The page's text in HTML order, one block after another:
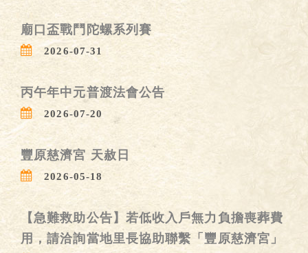
廟口盃戰鬥陀螺系列賽
2026-07-31
丙午年中元普渡法會公告
2026-07-20
豐原慈濟宮 天赦日
2026-05-18
【急難救助公告】若低收入戶無力負擔喪葬費
用，請洽詢當地里長協助聯繫「豐原慈濟宮」